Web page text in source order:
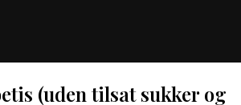
(uden tilsat sukker og